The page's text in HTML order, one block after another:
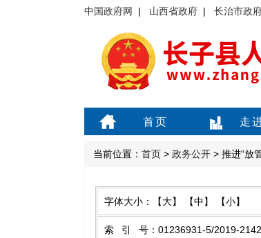
中国政府网 | 山西省政府 | 长治市政
首页 走
当前位置： 首页 > 政务公开 > 推进“放
字体大小： 【大】 【中】 【小】
索引号 ： 01236931-5/2019-